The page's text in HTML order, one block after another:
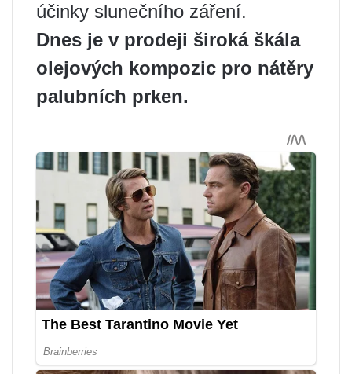
účinky slunečního záření.
Dnes je v prodeji široká škála
olejových kompozic pro nátěry
palubních prken.